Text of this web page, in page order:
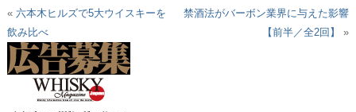
« 六本木ヒルズで5大ウイスキーを
飲み比べ
禁酒法がバーボン業界に与えた影響
【前半／全2回】
»